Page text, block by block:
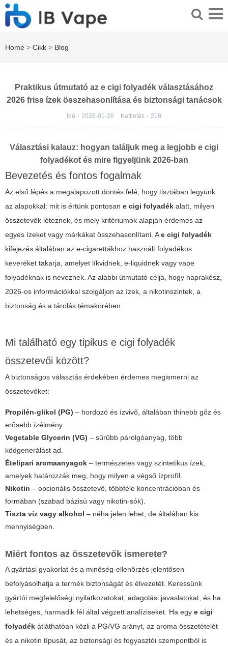
Home > Cikk > Blog
Praktikus útmutató az e cigi folyadék választásához
2026 friss ízek összehasonlítása és biztonsági tanácsok
Idő：2026-01-26 Kattintás： 218
Választási kalauz: hogyan találjuk meg a legjobb e cigi
folyadékot és mire figyeljünk 2026-ban
Bevezetés és fontos fogalmak
Az első lépés a megalapozott döntés felé, hogy tisztában legyünk
az alapokkal: mit is értünk pontosan e cigi folyadék alatt, milyen
összetevők léteznek, és mely kritériumok alapján érdemes az
egyes ízeket vagy márkákat összehasonlítani. Ae cigi folyadék
kifejezés általában az e-cigarettákhoz használt folyadékos
keveréket takarja, amelyet líkvidnek, e-liquidnek vagy vape
folyadéknak is neveznek. Az alábbi útmutató célja, hogy naprakész,
2026-os információkkal szolgáljon az ízek, a nikotinszintek, a
biztonság és a tárolás témakörében.
Mi található egy tipikus e cigi folyadék
összetevői között?
A biztonságos választás érdekében érdemes megismerni az
összetevőket:
Propilén-glikol (PG) – hordozó és ízvivő, általában thinebb gőz és
erősebb ízélmény.
Vegetable Glycerin (VG) – sűrűbb párolgóanyag, több
ködgenerálást ad.
Ételipari aromaanyagok – természetes vagy szintetikus ízek,
amelyek határozzák meg, hogy milyen a végső ízprofíl.
Nikotin – opcionális összetevő, többféle koncentrációban és
formában (szabad bázisú vagy nikotin-sók).
Tiszta víz vagy alkohol – néha jelen lehet, de általában kis
mennyiségben.
Miért fontos az összetevők ismerete?
A gyártási gyakorlat és a minőség-ellenőrzés jelentősen
befolyásolhatja a termék biztonságát és élvezetét. Keressünk
gyártói megfelelőségi nyilatkozatokat, adagolási javaslatokat, és ha
lehetséges, harmadik fél által végzett analíziseket. Ha egy e cigi
folyadék átláthatóan közli a PG/VG arányt, az aroma összetételét
és a nikotin típusát, az biztonsági és fogyasztói szempontból is